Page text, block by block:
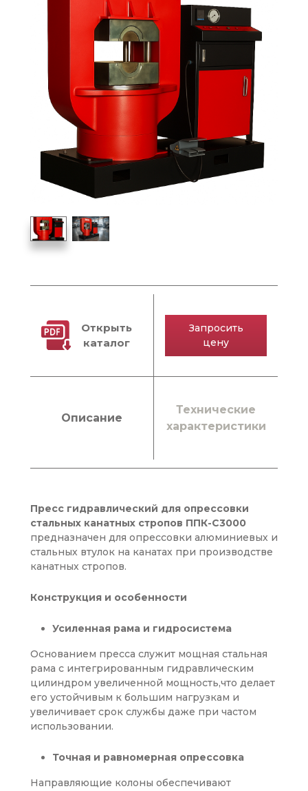
Открыть
каталог
Описание
Технические
характеристики
Запросить
цену
Пресс гидравлический для опрессовки
стальных канатных стропов ППК-С3000
предназначен для опрессовки алюминиевых и
стальных втулок на канатах при производстве
канатных стропов.
Конструкция и особенности
Усиленная рама и гидросистема
Основанием пресса служит мощная стальная
рама с интегрированным гидравлическим
цилиндром увеличенной мощность,что делает
его устойчивым к большим нагрузкам и
увеличивает срок службы даже при частом
использовании.
Точная и равномерная опрессовка
Направляющие колоны обеспечивают